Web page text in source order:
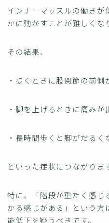
インナーマッスルの働きが
かに動かすことが難しくな
その結果、
・歩くときに股関節の前
・脚を上げるときに痛みが
・長時間歩くと脚がだるく
といった症状につながりま
特に、「階段が重たく感じ
かる感じがある」という方
能低下を疑うべきです。